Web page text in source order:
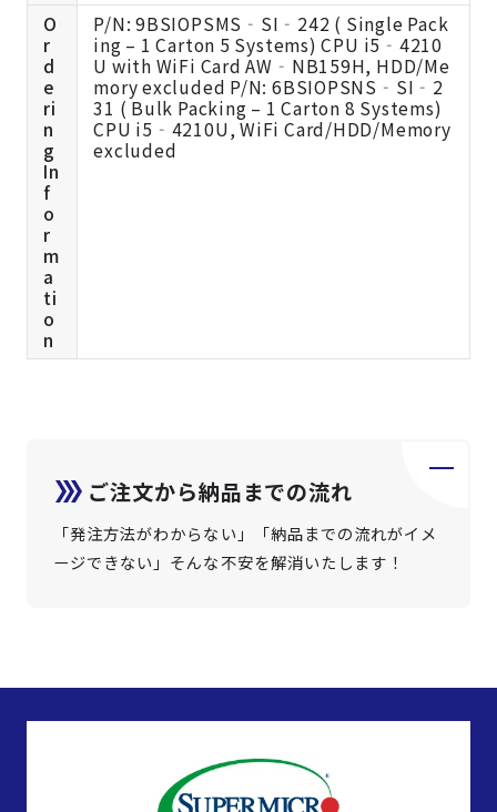
O
r
d
e
ri
n
g
In
f
o
r
m
a
ti
o
n
P/N: 9BSIOPSMS‐SI‐242 ( Single Pack
ing – 1 Carton 5 Systems) CPU i5‐4210
U with WiFi Card AW‐NB159H, HDD/Me
mory excluded P/N: 6BSIOPSNS‐SI‐2
31 ( Bulk Packing – 1 Carton 8 Systems)
CPU i5‐4210U, WiFi Card/HDD/Memory
excluded
ご注文から納品までの流れ
「発注方法がわからない」「納品までの流れがイメ
ージできない」そんな不安を解消いたします！